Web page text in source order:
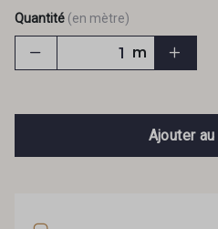
Quantité (en mètre)
m
Ajouter